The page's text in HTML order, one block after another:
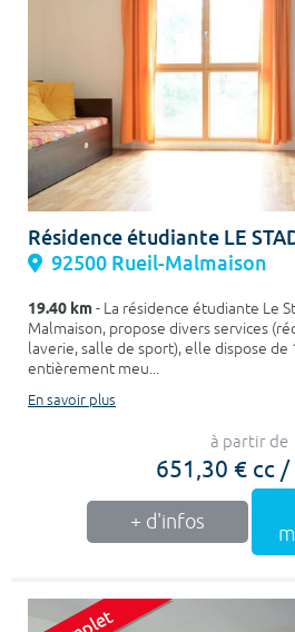
Résidence étudiante LE
92500 Rueil-Malmaison
19.40 km- La résidence étudiante Le
Malmaison, propose divers services
laverie, salle de sport), elle dispose
entièrement meu...
En savoir plus
à partir de
651,30 € cc /
+ d'infos